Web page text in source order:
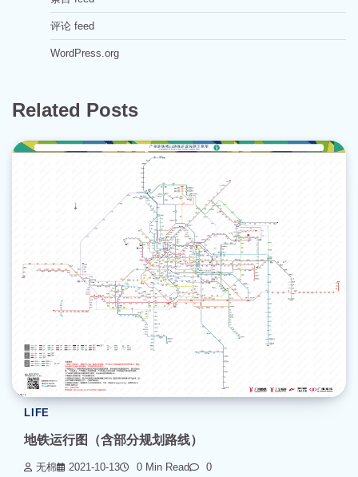
评论 feed
WordPress.org
Related Posts
LIFE
地铁运行图（含部分规划路线）
无棉 2021-10-13 0 Min Read 0